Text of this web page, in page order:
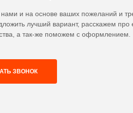
нами и на основе ваших пожеланий и
лучший вариант, расскажем про
а так-же поможем с оформлением.
ЗВОНОК